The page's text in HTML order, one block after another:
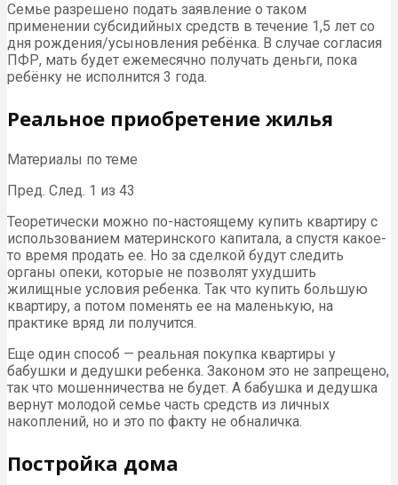
Семье разрешено подать заявление о таком
применении субсидийных средств в течение 1,5 лет со
дня рождения/усыновления ребёнка. В случае согласия
ПФР, мать будет ежемесячно получать деньги, пока
ребёнку не исполнится 3 года.
Реальное приобретение жилья
Материалы по теме
Пред. След. 1 из 43
Теоретически можно по-настоящему купить квартиру с
использованием материнского капитала, а спустя какое-
то время продать ее. Но за сделкой будут следить
органы опеки, которые не позволят ухудшить
жилищные условия ребенка. Так что купить большую
квартиру, а потом поменять ее на маленькую, на
практике вряд ли получится.
Еще один способ — реальная покупка квартиры у
бабушки и дедушки ребенка. Законом это не запрещено,
так что мошенничества не будет. А бабушка и дедушка
вернут молодой семье часть средств из личных
накоплений, но и это по факту не обналичка.
Постройка дома